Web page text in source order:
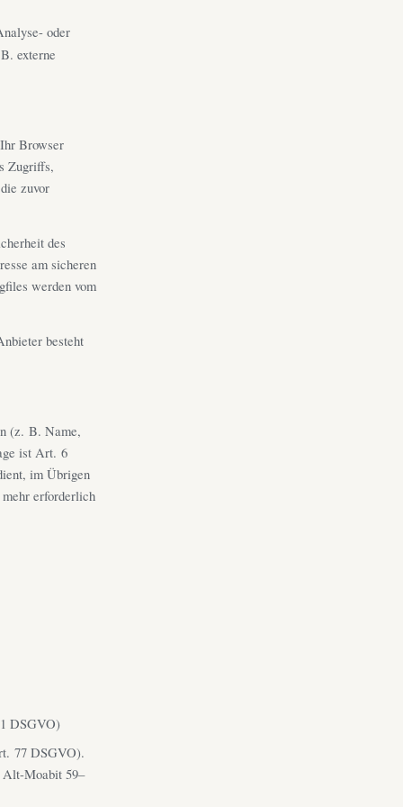
oder
externe
Browser
Zugriffs,
zuvor
des
am sicheren
werden vom
besteht
(z. B. Name,
ist Art. 6
im Übrigen
erforderlich
DSGVO)
77 DSGVO).
Alt-Moabit 59–